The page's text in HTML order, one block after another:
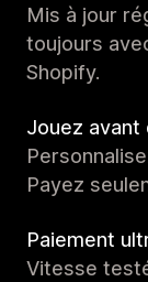
Mis à jour
toujours
Shopify.
Jouez avant
Payez
Paiement
Vitesse